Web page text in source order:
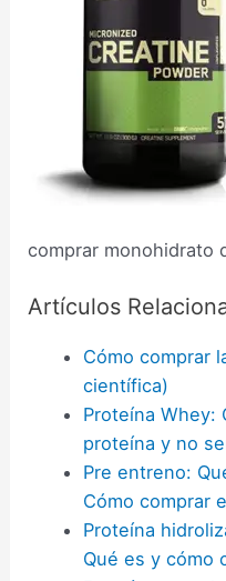
comprar monohidrato
Artículos
Cómo comprar
científica)
Proteína Whey:
proteína y no
Pre entreno:
Cómo comprar
Proteína
Qué es y cómo